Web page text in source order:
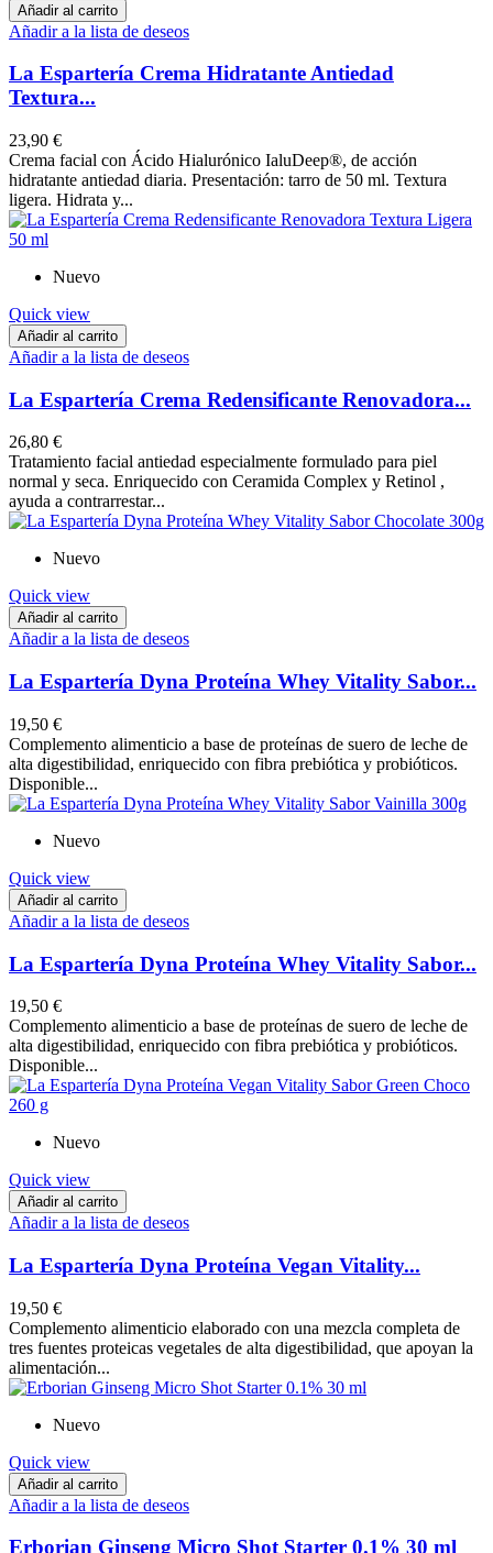
Añadir al carrito
Añadir a la lista de deseos
La Espartería Crema Hidratante Antiedad
Textura...
23,90 €
Crema facial con Ácido Hialurónico IaluDeep®, de acción
hidratante antiedad diaria. Presentación: tarro de 50 ml. Textura
ligera. Hidrata y...
Nuevo
Quick view
Añadir al carrito
Añadir a la lista de deseos
La Espartería Crema Redensificante Renovadora...
26,80 €
Tratamiento facial antiedad especialmente formulado para piel
normal y seca. Enriquecido con Ceramida Complex y Retinol ,
ayuda a contrarrestar...
Nuevo
Quick view
Añadir al carrito
Añadir a la lista de deseos
La Espartería Dyna Proteína Whey Vitality Sabor...
19,50 €
Complemento alimenticio a base de proteínas de suero de leche de
alta digestibilidad, enriquecido con fibra prebiótica y probióticos.
Disponible...
Nuevo
Quick view
Añadir al carrito
Añadir a la lista de deseos
La Espartería Dyna Proteína Whey Vitality Sabor...
19,50 €
Complemento alimenticio a base de proteínas de suero de leche de
alta digestibilidad, enriquecido con fibra prebiótica y probióticos.
Disponible...
Nuevo
Quick view
Añadir al carrito
Añadir a la lista de deseos
La Espartería Dyna Proteína Vegan Vitality...
19,50 €
Complemento alimenticio elaborado con una mezcla completa de
tres fuentes proteicas vegetales de alta digestibilidad, que apoyan la
alimentación...
Nuevo
Quick view
Añadir al carrito
Añadir a la lista de deseos
Erborian Ginseng Micro Shot Starter 0.1% 30 ml